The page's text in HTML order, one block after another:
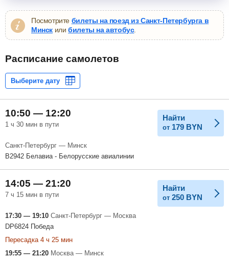
Посмотрите билеты на поезд из Санкт-Петербурга в
Минск илибилеты на автобус.
Расписание самолетов
10:50 — 12:20
1 ч 30 мин в пути
Найти
от 179 BYN
Санкт-Петербург — Минск
B2942 Белавиа - Белорусские авиалинии
14:05 — 21:20
7 ч 15 мин в пути
Найти
от 250 BYN
17:30 — 19:10 Санкт-Петербург — Москва
DP6824 Победа
Пересадка 4 ч 25 мин
19:55 — 21:20 Москва — Минск